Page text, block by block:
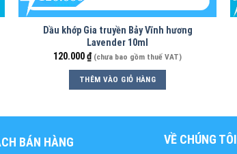
Dầu khớp Gia truyền Bảy Vĩnh hương
Lavender 10ml
120.000₫ (chưa bao gồm thuế VAT)
THÊM VÀO GIỎ HÀNG
BÁN HÀNG VỀ CHÚNG TÔI